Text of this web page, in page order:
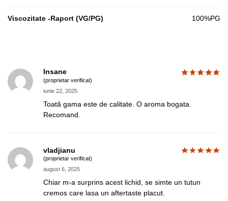
Viscozitate -Raport (VG/PG) 100%PG
Insane
(proprietar verificat)
iunie 22, 2025
Toată gama este de calitate. O aroma bogata.
Recomand.
vladjianu
(proprietar verificat)
august 6, 2025
Chiar m-a surprins acest lichid, se simte un tutun
cremos care lasa un aftertaste placut.